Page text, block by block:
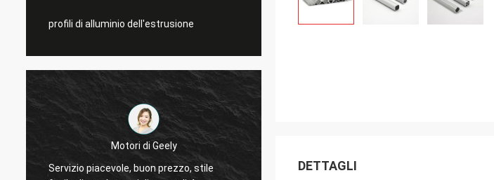
profili di alluminio dell'estrusione
Il Thinh-Vietnam
Ciao, Johnson, sistema prego 12000 metri
Sì, acquistiamo sempre il carretto del
DETTAGLI